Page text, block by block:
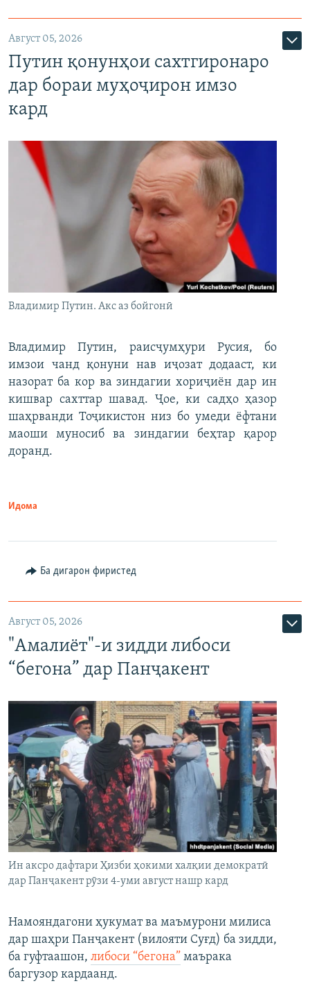
Август 05, 2026
Путин қонунҳои сахтгиронаро
дар бораи муҳоҷирон имзо
кард
Владимир Путин. Акс аз бойгонӣ
Владимир Путин, раисҷумҳури Русия, бо
имзои чанд қонуни нав иҷозат додааст, ки
назорат ба кор ва зиндагии хориҷиён дар ин
кишвар сахттар шавад. Ҷое, ки садҳо ҳазор
шаҳрванди Тоҷикистон низ бо умеди ёфтани
маоши муносиб ва зиндагии беҳтар қарор
доранд.
Идома
Ба дигарон фиристед
Август 05, 2026
"Амалиёт"-и зидди либоси
“бегона” дар Панҷакент
Ин аксро дафтари Ҳизби ҳокими халқии демократӣ
дар Панҷакент рӯзи 4-уми август нашр кард
Намояндагони ҳукумат ва маъмурони милиса
дар шаҳри Панҷакент (вилояти Суғд) ба зидди,
ба гуфтаашон, либоси “бегона” маърака
баргузор кардаанд.